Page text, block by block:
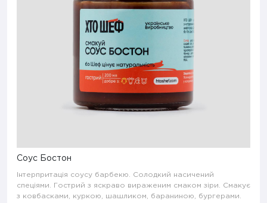
Соус Бостон
Інтерпритація соусу барбекю. Солодкий насичений
спеціями. Гострий з яскраво вираженим смаком зіри. Смакує
з ковбасками, куркою, шашликом, бараниною, бургерами.